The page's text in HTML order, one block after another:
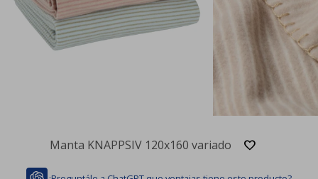
Manta KNAPPSIV 120x160 variado